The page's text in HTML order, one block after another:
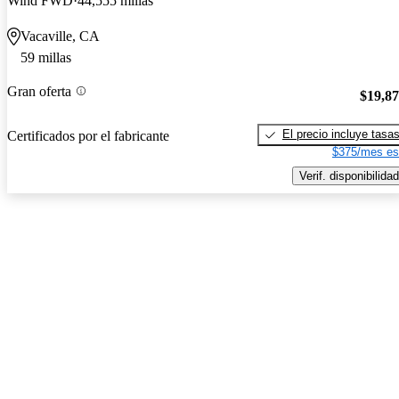
Vacaville, CA
59 millas
Gran oferta
Certificados por el fabricante
El precio incluye tasas
$375/mes
Verif. disponibilidad